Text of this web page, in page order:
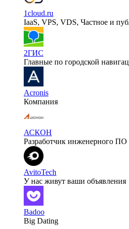
1cloud.ru
IaaS, VPS, VDS, Частное и
2ГИС
Главные по городской
Acronis
Компания
АСКОН
Разработчик инженерного
AvitoTech
У нас живут ваши объявления
Badoo
Big Dating